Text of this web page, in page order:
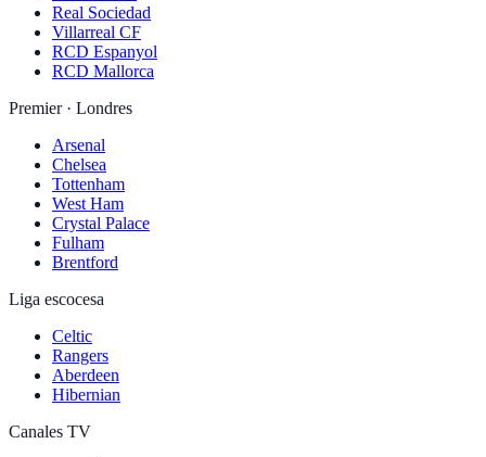
Real Sociedad
Villarreal CF
RCD Espanyol
RCD Mallorca
Premier · Londres
Arsenal
Chelsea
Tottenham
West Ham
Crystal Palace
Fulham
Brentford
Liga escocesa
Celtic
Rangers
Aberdeen
Hibernian
Canales TV